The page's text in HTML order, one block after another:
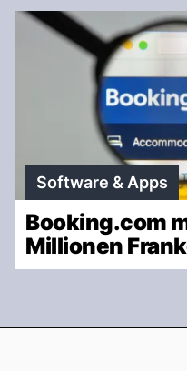
Software & Apps
Booking.com
Millionen